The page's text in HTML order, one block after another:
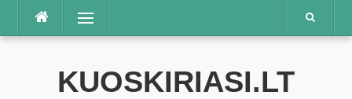
Praleisti
Meniu
KUOSKIRIASI.LT